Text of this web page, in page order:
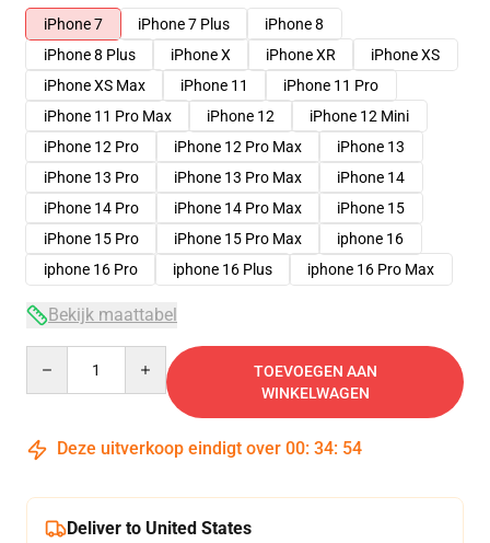
iPhone 7
iPhone 7 Plus
iPhone 8
iPhone 8 Plus
iPhone X iPhone XR
iPhone XS
iPhone XS Max
iPhone 11
iPhone 11 Pro
iPhone 11 Pro Max
iPhone 12
iPhone 12 Mini
iPhone 12 Pro
iPhone 12 Pro Max
iPhone 13
iPhone 13 Pro
iPhone 13 Pro Max
iPhone 14
iPhone 14 Pro
iPhone 14 Pro Max
iPhone 15
iPhone 15 Pro
iPhone 15 Pro Max
iphone 16
iphone 16 Pro
iphone 16 Plus iphone 16 Pro Max
Bekijk maattabel
TOEVOEGEN AAN
WINKELWAGEN
Deze uitverkoop eindigt over 00: 34: 54
Deliver to United States